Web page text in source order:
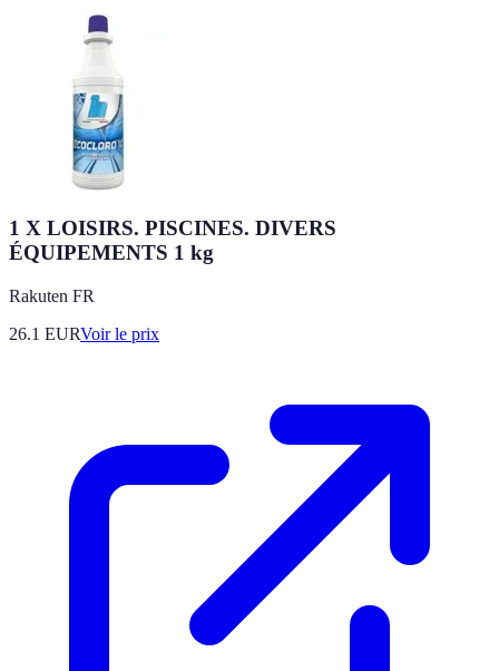
1 X LOISIRS. PISCINES. DIVERS
ÉQUIPEMENTS 1 kg
Rakuten FR
26.1 EURVoir le prix